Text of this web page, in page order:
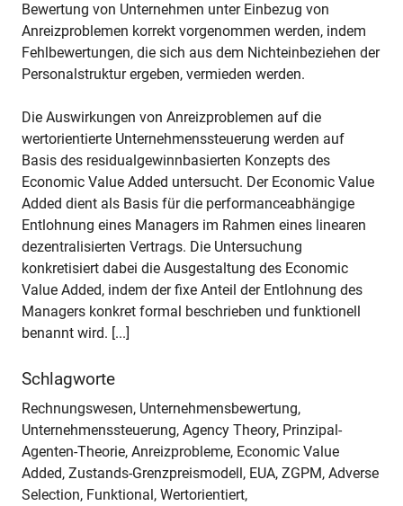
Bewertung von Unternehmen unter Einbezug von
Anreizproblemen korrekt vorgenommen werden, indem
Fehlbewertungen, die sich aus dem Nichteinbeziehen der
Personalstruktur ergeben, vermieden werden.
Die Auswirkungen von Anreizproblemen auf die
wertorientierte Unternehmenssteuerung werden auf
Basis des residualgewinnbasierten Konzepts des
Economic Value Added untersucht. Der Economic Value
Added dient als Basis für die performanceabhängige
Entlohnung eines Managers im Rahmen eines linearen
dezentralisierten Vertrags. Die Untersuchung
konkretisiert dabei die Ausgestaltung des Economic
Value Added, indem der fixe Anteil der Entlohnung des
Managers konkret formal beschrieben und funktionell
benannt wird. [...]
Schlagworte
Rechnungswesen, Unternehmensbewertung,
Unternehmenssteuerung, Agency Theory, Prinzipal-
Agenten-Theorie, Anreizprobleme, Economic Value
Added, Zustands-Grenzpreismodell, EUA, ZGPM, Adverse
Selection, Funktional, Wertorientiert,